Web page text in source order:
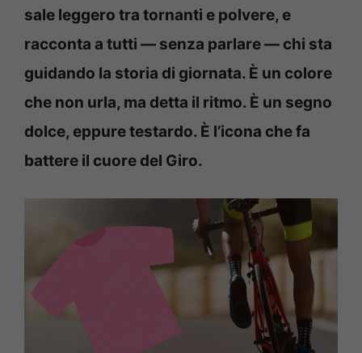
sale leggero tra tornanti e polvere, e
racconta a tutti — senza parlare — chi sta
guidando la storia di giornata. È un colore
che non urla, ma detta il ritmo. È un segno
dolce, eppure testardo. È l’icona che fa
battere il cuore del Giro.